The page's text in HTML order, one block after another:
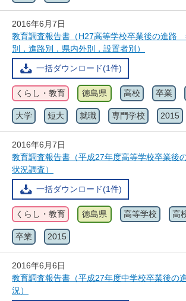
2016年6月7日
教育調査報告書（H27高等学校卒業後の進路
別，進路別，県内外別，設置者別）
一括ダウンロード(1件)
くらし・教育 徳島県 高校 卒業
大学 短大 就職 専門学校 2015
2016年6月7日
教育調査報告書（平成27年度高等学校卒業後
状況調査）
一括ダウンロード(1件)
くらし・教育 徳島県 高等学校 高
卒業 2015
2016年6月6日
教育調査報告書（平成27年度中学校卒業後の
況）